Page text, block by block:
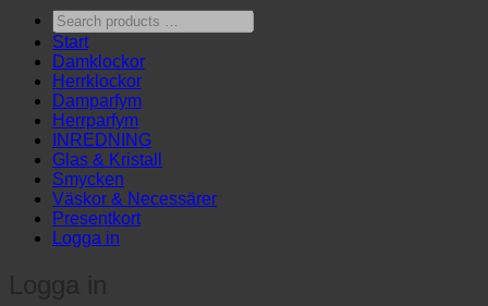
Search
products
…
Start
Damklockor
Herrklockor
Damparfym
Herrparfym
INREDNING
Glas & Kristall
Smycken
Väskor & Necessärer
Presentkort
Logga in